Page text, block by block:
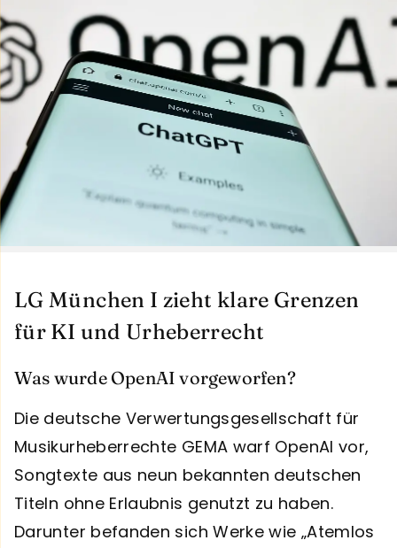
LG München I zieht klare Grenzen
für KI und Urheberrecht
Was wurde OpenAI vorgeworfen?
Die deutsche Verwertungsgesellschaft für
Musikurheberrechte GEMA warf OpenAI vor,
Songtexte aus neun bekannten deutschen
Titeln ohne Erlaubnis genutzt zu haben.
Darunter befanden sich Werke wie „Atemlos